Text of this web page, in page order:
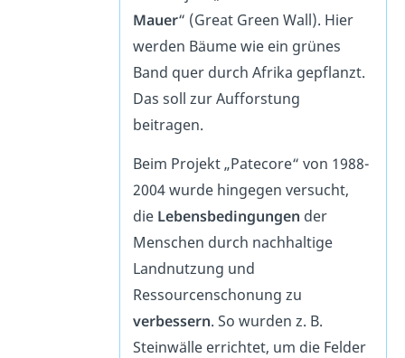
Mauer“ (Great Green Wall). Hier
werden Bäume wie ein grünes
Band quer durch Afrika gepflanzt.
Das soll zur Aufforstung
beitragen.
Beim Projekt „Patecore“ von 1988-
2004 wurde hingegen versucht,
die Lebensbedingungen der
Menschen durch nachhaltige
Landnutzung und
Ressourcenschonung zu
verbessern. So wurden z. B.
Steinwälle errichtet, um die Felder